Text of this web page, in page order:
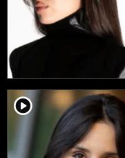
player2